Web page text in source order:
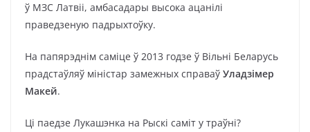
ў МЗС Латвіі, амбасадары высока ацанілі
праведзеную падрыхтоўку.
На папярэднім саміце ў 2013 годзе ў Вільні Беларусь
прадстаўляў міністар замежных справаў Уладзімер
Макей.
Ці паедзе Лукашэнка на Рыскі саміт у траўні?